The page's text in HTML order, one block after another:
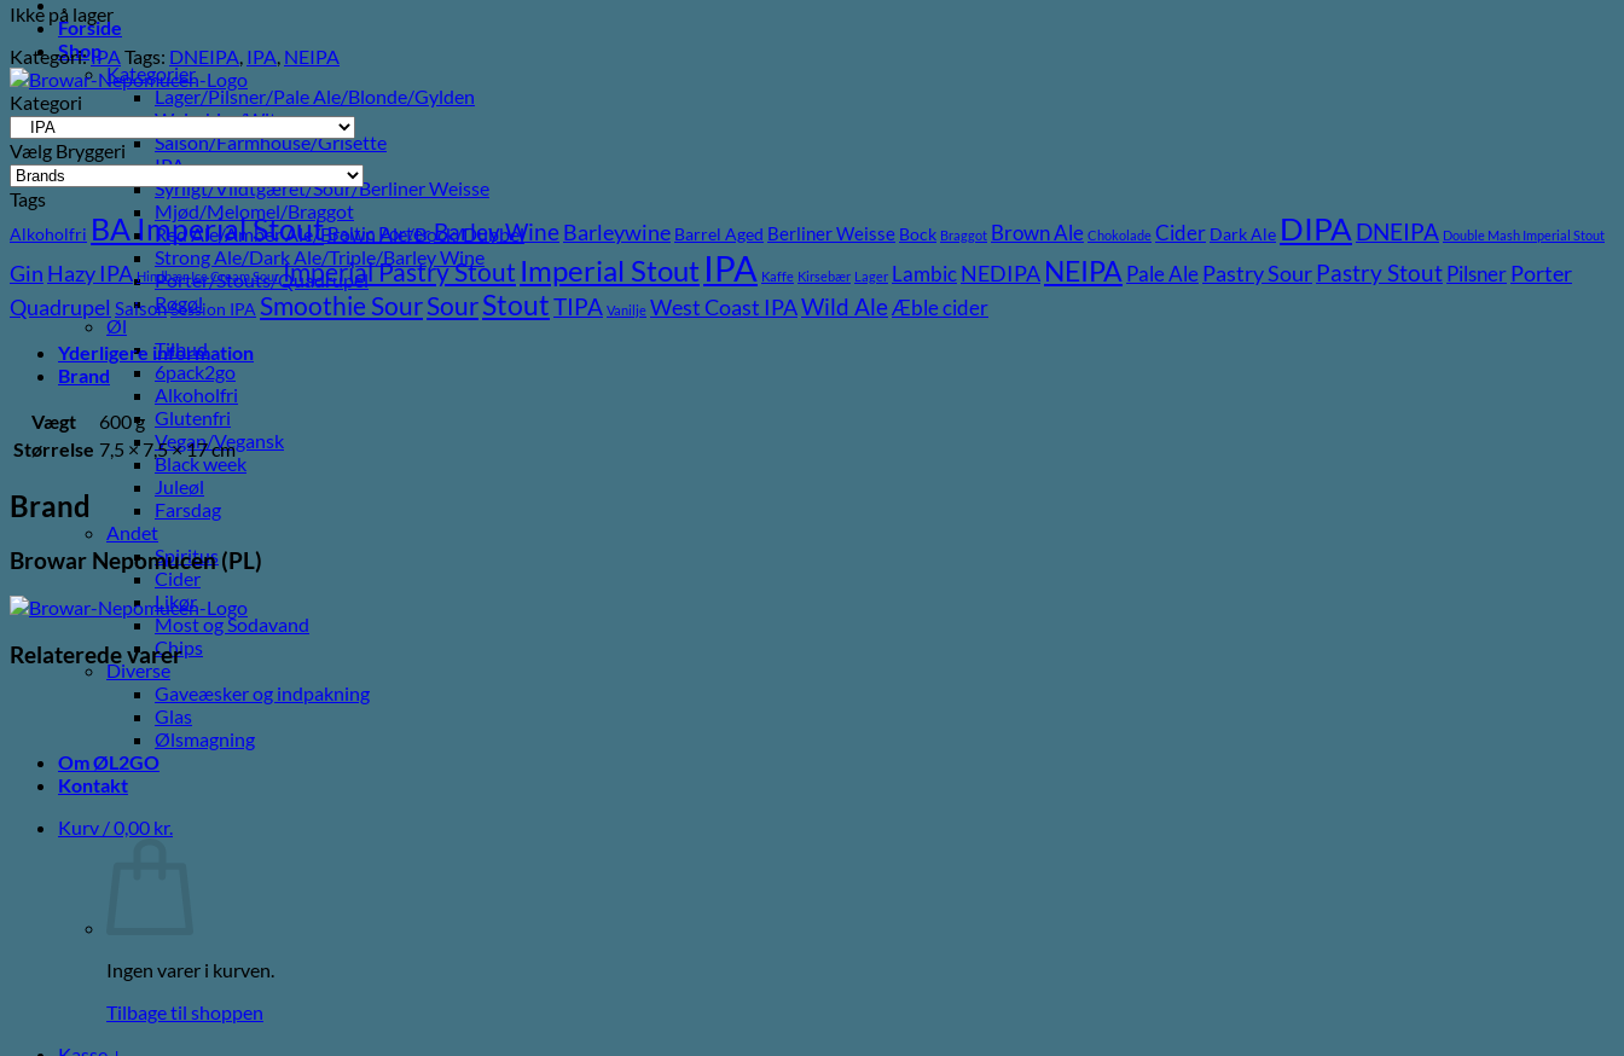
Forside
Shop
Kategorier
Lager/Pilsner/Pale Ale/Blonde/Gylden
Weissbier/Wit
Saison/Farmhouse/Grisette
IPA
Syrligt/Vildtgæret/Sour/Berliner Weisse
Mjød/Melomel/Braggot
Red Ale/Amber Ale/Brown Ale/Bock/Dubbel
Strong Ale/Dark Ale/Triple/Barley Wine
Porter/Stouts/Quadrupel
Røgøl
Øl
Tilbud
6pack2go
Alkoholfri
Glutenfri
Vegan/Vegansk
Black week
Juleøl
Farsdag
Andet
Spiritus
Cider
Likør
Most og Sodavand
Chips
Diverse
Gaveæsker og indpakning
Glas
Ølsmagning
Om ØL2GO
Kontakt
Kurv /0,00 kr.
Ingen varer i kurven.
Tilbage til shoppen
Ikke på lager
Kategori:IPA Tags: DNEIPA, IPA, NEIPA
Kategori
Vælg Bryggeri
Tags
Alkoholfri BA Imperial StoutBaltic PorterBarley Wine Barleywine Barrel Aged Berliner Weisse Bock Braggot Brown Ale Chokolade Cider Dark Ale DIPA DNEIPA Double Mash Imperial Stout
Gin Hazy IPA Hindbær Ice Cream Sour Imperial Pastry Stout Imperial Stout IPA Kaffe Kirsebær Lager Lambic NEDIPA NEIPA Pale Ale Pastry Sour Pastry Stout Pilsner Porter
Quadrupel SaisonSession IPA Smoothie SourSourStoutTIPA Vanilje West Coast IPAWild Ale Æble cider
Yderligere information
Brand
Vægt
600 g
Størrelse 7,5 × 7,5 × 17 cm
Brand
Browar Nepomucen (PL)
Relaterede varer